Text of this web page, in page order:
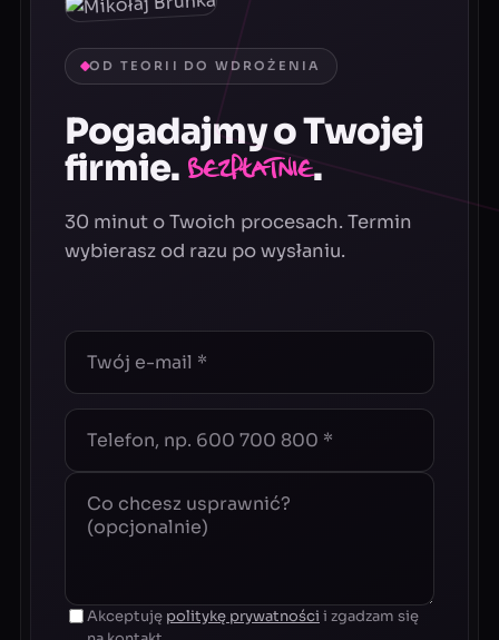
OD TEORII DO WDROŻENIA
Pogadajmy o Twojej
firmie. Bezpłatnie.
30 minut o Twoich procesach. Termin
wybierasz od razu po wysłaniu.
Akceptuję politykę prywatności i zgadzam się